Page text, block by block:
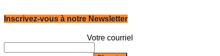
Inscrivez-vous à notre Newsletter
Votre courriel